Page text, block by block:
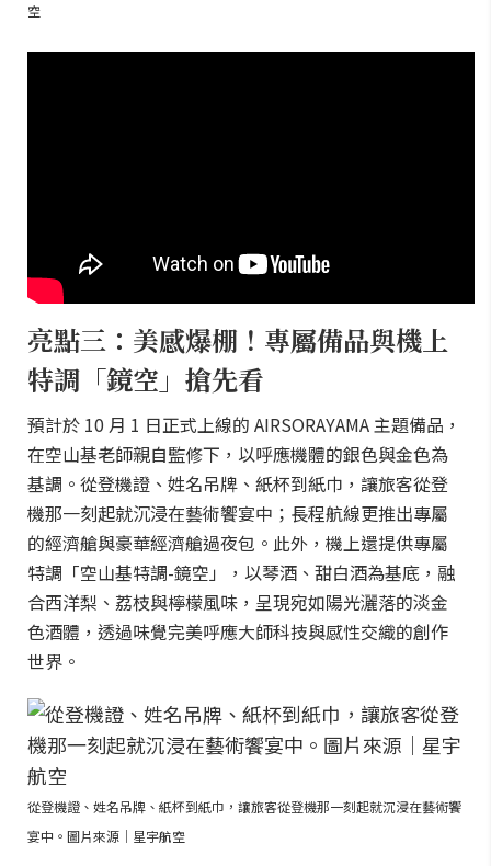
空
亮點三：美感爆棚！專屬備品與機上
特調「鏡空」搶先看
預計於 10 月 1 日正式上線的 AIRSORAYAMA 主題備品，
在空山基老師親自監修下，以呼應機體的銀色與金色為
基調。從登機證、姓名吊牌、紙杯到紙巾，讓旅客從登
機那一刻起就沉浸在藝術饗宴中；長程航線更推出專屬
的經濟艙與豪華經濟艙過夜包。此外，機上還提供專屬
特調「空山基特調-鏡空」，以琴酒、甜白酒為基底，融
合西洋梨、荔枝與檸檬風味，呈現宛如陽光灑落的淡金
色酒體，透過味覺完美呼應大師科技與感性交織的創作
世界。
從登機證、姓名吊牌、紙杯到紙巾，讓旅客從登機那一刻起就沉浸在藝術饗
宴中。圖片來源｜星宇航空